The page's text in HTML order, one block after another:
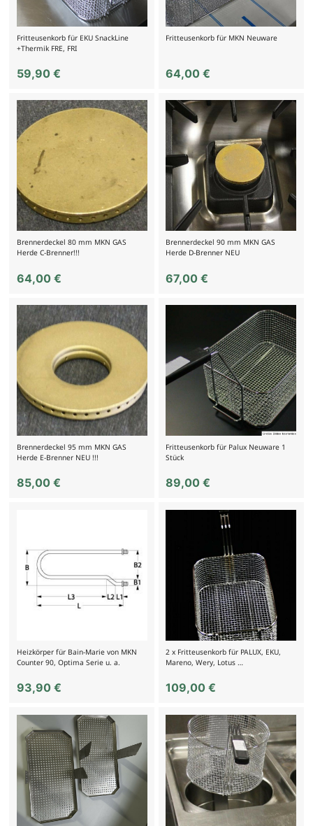
Fritteusenkorb für EKU SnackLine
+Thermik FRE, FRI
59,90 €
Fritteusenkorb für MKN Neuware
64,00€
Brennerdeckel 80 mm MKN GAS
Herde C-Brenner!!!
64,00 €
Brennerdeckel 90 mm MKN GAS
Herde D-Brenner NEU
67,00€
Brennerdeckel 95 mm MKN GAS
Herde E-Brenner NEU !!!
85,00 €
Fritteusenkorb für Palux Neuware 1
Stück
89,00€
Heizkörper für Bain-Marie von MKN
Counter 90, Optima Serie u. a.
93,90 €
2 x Fritteusenkorb für PALUX, EKU,
Mareno, Wery, Lotus …
109,00€